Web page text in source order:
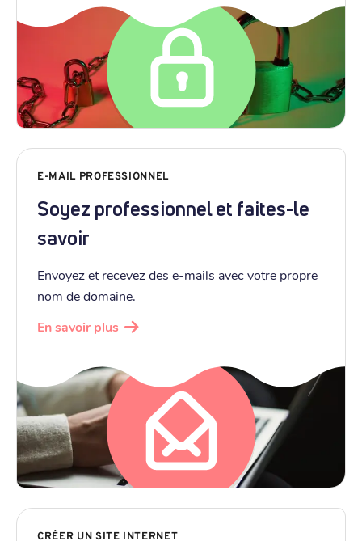
E-MAIL PROFESSIONNEL
Soyez professionnel et faites-le
savoir
Envoyez et recevez des e-mails avec votre propre
nom de domaine.
En savoir plus
CRÉER UN SITE INTERNET